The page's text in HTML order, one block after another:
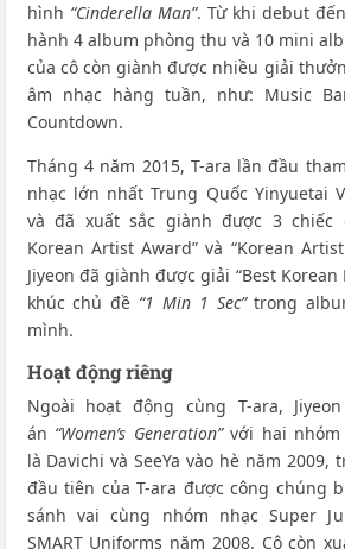
hình “Cinderella Man”. Từ khi debut
hành 4 album phòng thu và 10 mini
của cô còn giành được nhiều giải
âm nhạc hàng tuần, như: Music
Countdown.
Tháng 4 năm 2015, T-ara lần đầu
nhạc lớn nhất Trung Quốc Yinyuetai
và đã xuất sắc giành được 3 chiếc
Korean Artist Award” và “Korean
Jiyeon đã giành được giải “Best Korean
khúc chủ đề “1 Min 1 Sec”trong
mình.
Hoạt động riêng
Ngoài hoạt động cùng T-ara,
án “Women’s Generation”với hai nhóm
là Davichi và SeeYa vào hè năm
đầu tiên của T-ara được công chúng
sánh vai cùng nhóm nhạc Super
SMART Uniforms năm 2008. Cô còn